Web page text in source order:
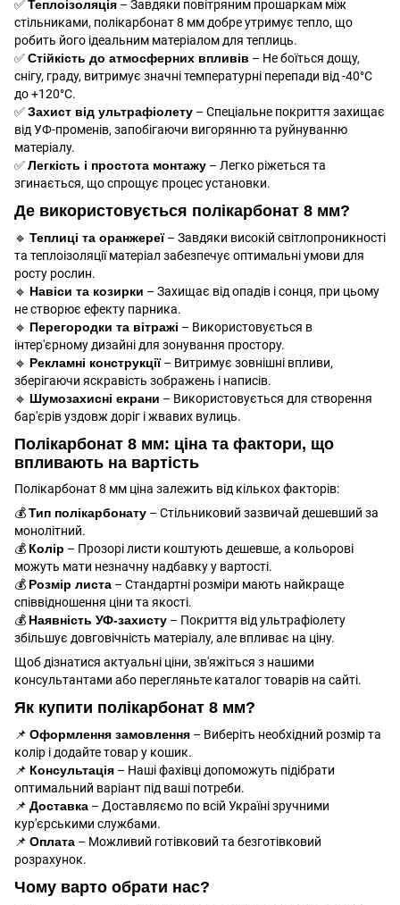
✅Теплоізоляція – Завдяки повітряним прошаркам між
стільниками, полікарбонат 8 мм добре утримує тепло, що
робить його ідеальним матеріалом для теплиць.
✅Стійкість до атмосферних впливів – Не боїться дощу,
снігу, граду, витримує значні температурні перепади від -40°C
до +120°C.
✅Захист від ультрафіолету – Спеціальне покриття захищає
від УФ-променів, запобігаючи вигорянню та руйнуванню
матеріалу.
✅Легкість і простота монтажу – Легко ріжеться та
згинається, що спрощує процес установки.
Де використовується полікарбонат 8 мм?
🔹 Теплиці та оранжереї– Завдяки високій світлопроникності
та теплоізоляції матеріал забезпечує оптимальні умови для
росту рослин.
🔹 Навіси та козирки – Захищає від опадів і сонця, при цьому
не створює ефекту парника.
🔹 Перегородки та вітражі – Використовується в
інтер'єрному дизайні для зонування простору.
🔹 Рекламні конструкції– Витримує зовнішні впливи,
зберігаючи яскравість зображень і написів.
🔹 Шумозахисні екрани – Використовується для створення
бар'єрів уздовж доріг і жвавих вулиць.
Полікарбонат 8 мм: ціна та фактори, що
впливають на вартість
Полікарбонат 8 мм ціна залежить від кількох факторів:
💰Тип полікарбонату – Стільниковий зазвичай дешевший за
монолітний.
💰 Колір – Прозорі листи коштують дешевше, а кольорові
можуть мати незначну надбавку у вартості.
💰 Розмір листа – Стандартні розміри мають найкраще
співвідношення ціни та якості.
💰 Наявність УФ-захисту – Покриття від ультрафіолету
збільшує довговічність матеріалу, але впливає на ціну.
Щоб дізнатися актуальні ціни, зв'яжіться з нашими
консультантами або перегляньте каталог товарів на сайті.
Як купити полікарбонат 8 мм?
📌 Оформлення замовлення – Виберіть необхідний розмір та
колір і додайте товар у кошик.
📌 Консультація – Наші фахівці допоможуть підібрати
оптимальний варіант під ваші потреби.
📌 Доставка – Доставляємо по всій Україні зручними
кур'єрськими службами.
📌 Оплата – Можливий готівковий та безготівковий
розрахунок.
Чому варто обрати нас?